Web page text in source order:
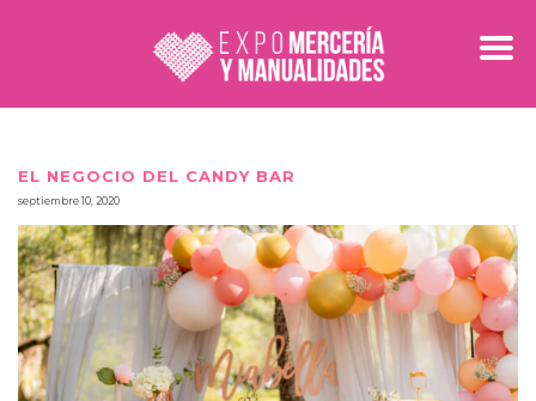
EL NEGOCIO DEL CANDY BAR
septiembre 10, 2020